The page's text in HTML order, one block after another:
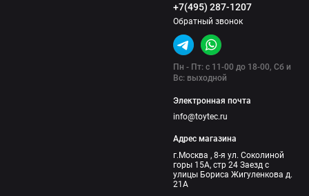
+7(495) 287-1207
Обратный звонок
Пн - Пт: с 11-00 до 18-00, Сб и
Вс: выходной
Электронная почта
info@toytec.ru
Адрес магазина
г.Москва , 8-я ул. Соколиной
горы 15А, стр 24 Заезд с
улицы Бориса Жигуленкова д.
21А